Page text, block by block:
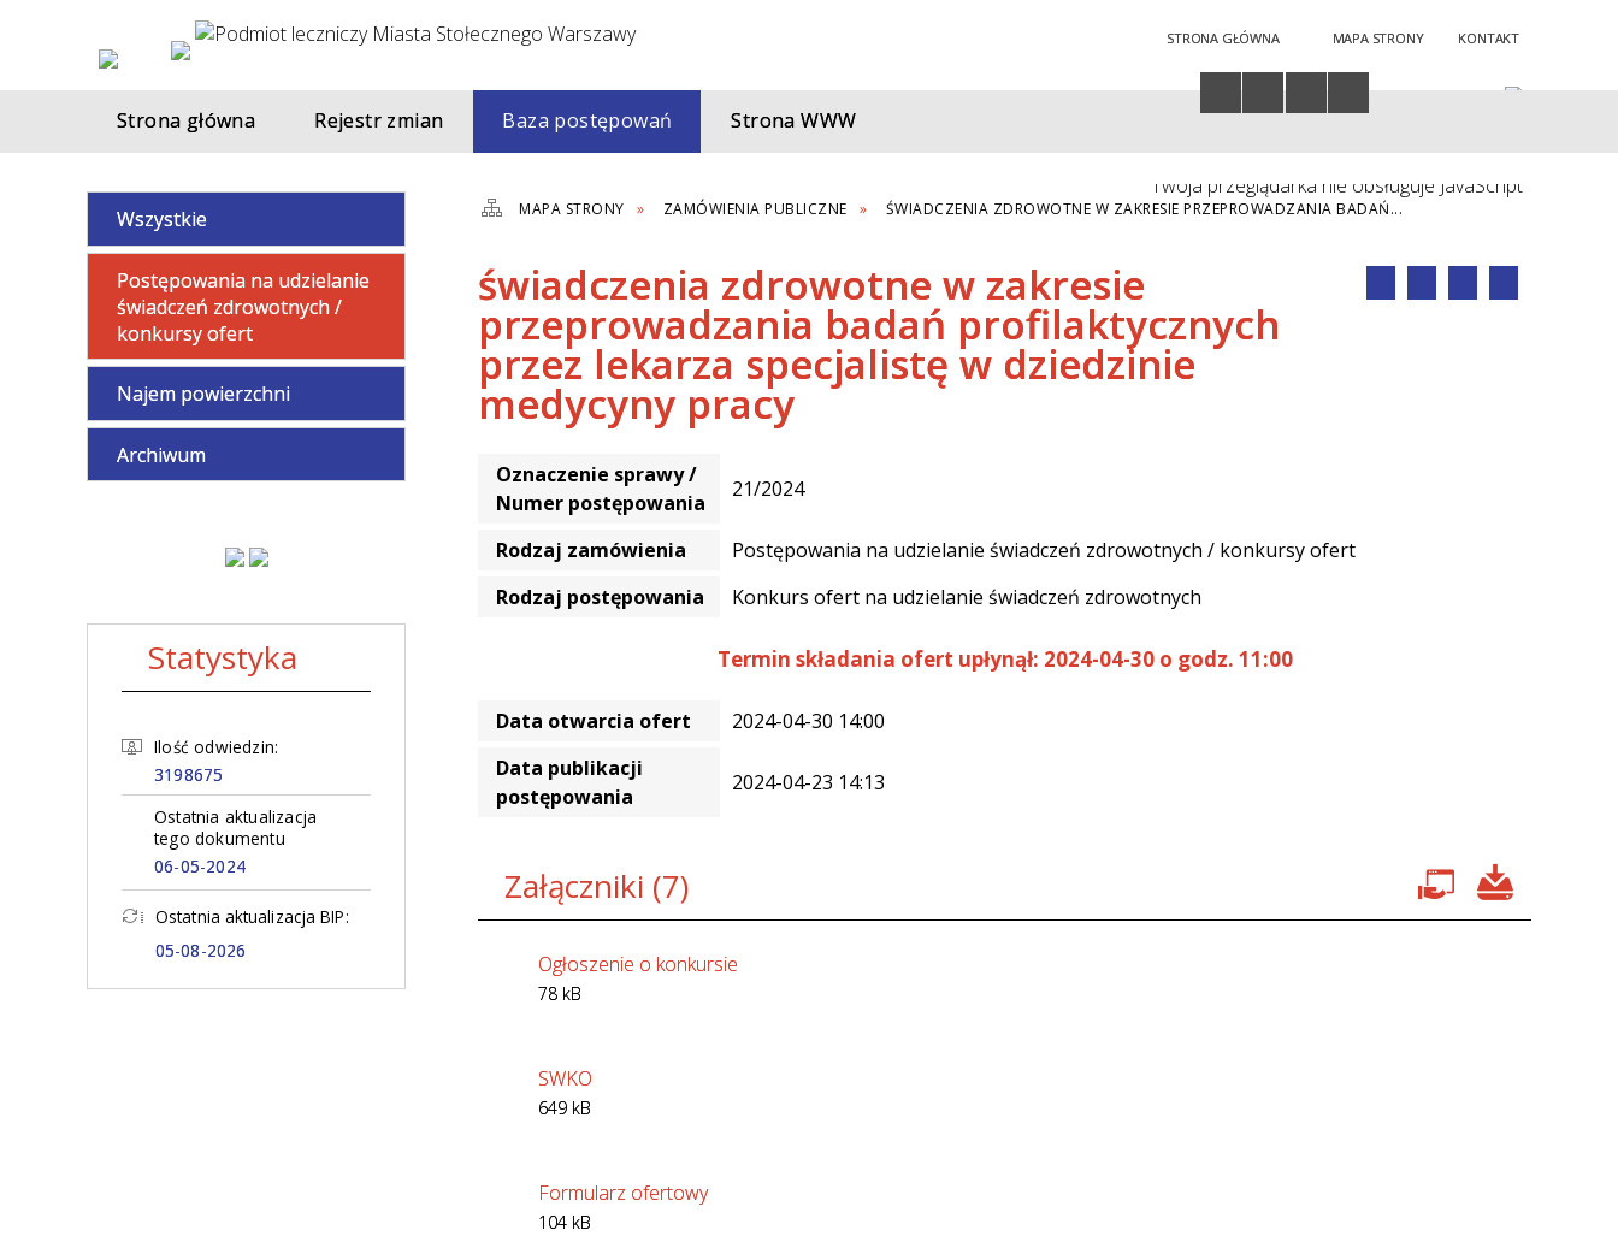
STRONA GŁÓWNA MAPA STRONY KONTAKT
Twoja przeglądarka nie obsługuje JavaScript
Strona główna Rejestr zmian Baza postępowań Strona WWW
Wszystkie
Postępowania na udzielanie
świadczeń zdrowotnych /
konkursy ofert
Najem powierzchni
Archiwum
Statystyka
Ilość odwiedzin:
3198675
Ostatnia aktualizacja
tego dokumentu
06-05-2024
Ostatnia aktualizacja BIP:
05-08-2026
MAPA STRONY ZAMÓWIENIA PUBLICZNE ŚWIADCZENIA ZDROWOTNE W ZAKRESIE PRZEPROWADZANIA BADAŃ...
świadczenia zdrowotne w zakresie
przeprowadzania badań profilaktycznych
przez lekarza specjalistę w dziedzinie
medycyny pracy
Oznaczenie sprawy /
Numer postępowania
21/2024
Rodzaj zamówienia
Postępowania na udzielanie świadczeń zdrowotnych / konkursy ofert
Rodzaj postępowania
Konkurs ofert na udzielanie świadczeń zdrowotnych
Termin składania ofert upłynął: 2024-04-30 o godz. 11:00
Data otwarcia ofert
2024-04-30 14:00
Data publikacji
postępowania
2024-04-23 14:13
Załączniki (7)
Ogłoszenie o konkursie
78 kB
SWKO
649 kB
Formularz ofertowy
104 kB